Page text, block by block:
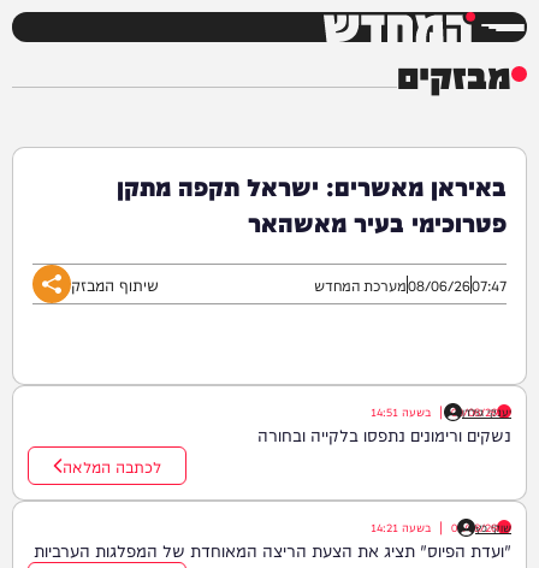
המחדש
מבזקים
באיראן מאשרים: ישראל תקפה מתקן
פטרוכימי בעיר מאשהאר
07:47
08/06/26מערכת המחדש שיתוף המבזק
יענקי גולדן
09/08/26
| בשעה 14:51
נשקים ורימונים נתפסו בלקייה ובחורה
לכתבה המלאה
שוקי כץ
09/08/26
| בשעה 14:21
"ועדת הפיוס" תציג את הצעת הריצה המאוחדת של המפלגות הערביות